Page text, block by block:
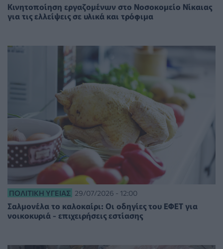
Κινητοποίηση εργαζομένων στο Νοσοκομείο Νίκαιας
για τις ελλείψεις σε υλικά και τρόφιμα
ΠΟΛΙΤΙΚΉ ΥΓΕΊΑΣ 29/07/2026 - 12:00
Σαλμονέλα το καλοκαίρι: Οι οδηγίες του ΕΦΕΤ για
νοικοκυριά - επιχειρήσεις εστίασης